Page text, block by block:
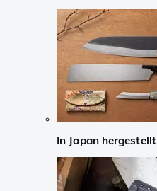
In Japan hergestellt